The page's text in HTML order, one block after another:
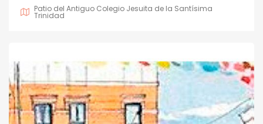
Patio del Antiguo Colegio Jesuita de la Santísima
Trinidad